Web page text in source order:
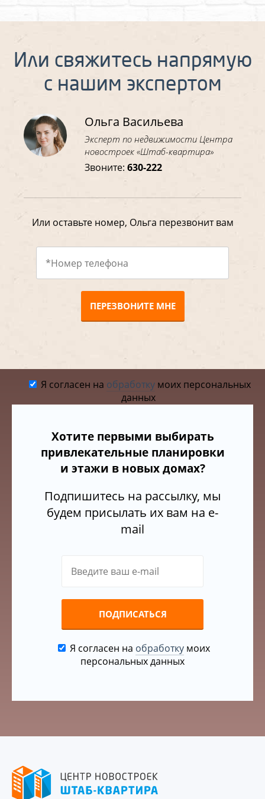
Или свяжитесь напрямую
с нашим экспертом
Ольга Васильева
Эксперт по недвижимости Центра
новостроек «Штаб-квартира»
Звоните:630-222
Или оставьте номер, Ольга перезвонит вам
ПЕРЕЗВОНИТЕ МНЕ
Я согласен на обработкумоих персональных
данных
Хотите первыми выбирать
привлекательные планировки
и этажи в новых домах?
Подпишитесь на рассылку, мы
будем присылать их вам на e-
mail
ПОДПИСАТЬСЯ
Я согласен на обработкумоих
персональных данных